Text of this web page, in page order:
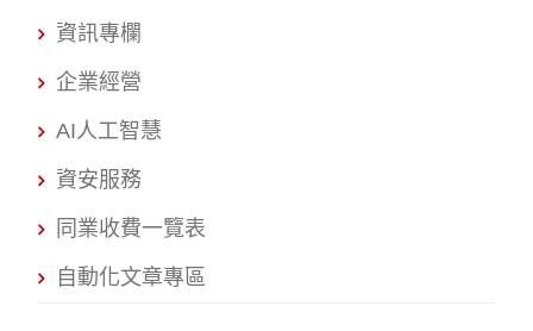
資訊專欄
企業經營
AI人工智慧
資安服務
同業收費一覽表
自動化文章專區